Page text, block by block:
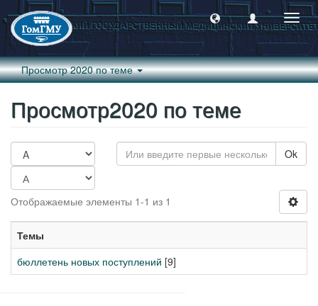
Просмотр 2020 по теме
Просмотр2020 по теме
Ok
Отображаемые элементы 1-1 из 1
Темы
бюллетень новых поступлений [9]